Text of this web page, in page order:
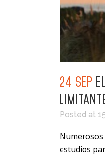
24 SEP
Posted at
Numerosos
estudios